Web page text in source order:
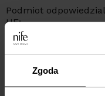
Zgoda
Podmiot
UE:
NIFE Sp. z o o., ul.
kraj: Polska, telefon:
sklep@nife.pl